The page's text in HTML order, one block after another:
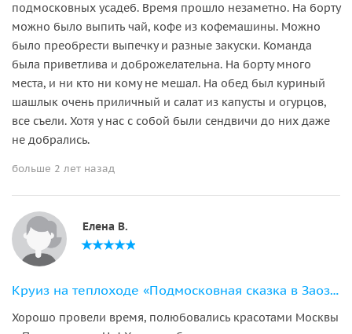
подмосковных усадеб. Время прошло незаметно. На борту
можно было выпить чай, кофе из кофемашины. Можно
было преобрести выпечку и разные закуски. Команда
была приветлива и доброжелательна. На борту много
места, и ни кто ни кому не мешал. На обед был куриный
шашлык очень приличный и салат из капусты и огурцов,
все съели. Хотя у нас с собой были сендвичи до них даже
не добрались.
больше 2 лет назад
Елена В.
Круиз на теплоходе «Подмосковная сказка в Заозерье»
Хорошо провели время, полюбовались красотами Москвы